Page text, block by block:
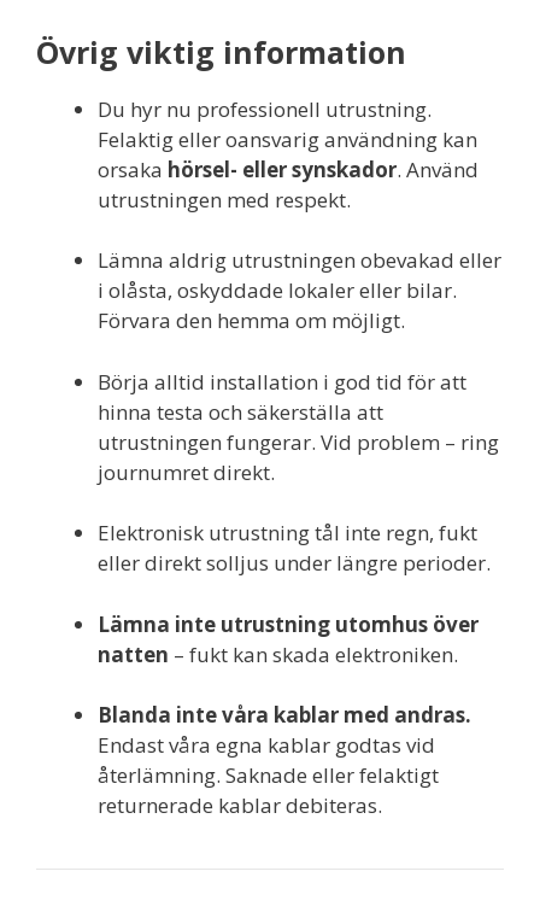
Övrig viktig information
Du hyr nu professionell utrustning.
Felaktig eller oansvarig användning kan
orsaka hörsel- eller synskador. Använd
utrustningen med respekt.
Lämna aldrig utrustningen obevakad eller
i olåsta, oskyddade lokaler eller bilar.
Förvara den hemma om möjligt.
Börja alltid installation i god tid för att
hinna testa och säkerställa att
utrustningen fungerar. Vid problem – ring
journumret direkt.
Elektronisk utrustning tål inte regn, fukt
eller direkt solljus under längre perioder.
Lämna inte utrustning utomhus över
natten – fukt kan skada elektroniken.
Blanda inte våra kablar med andras.
Endast våra egna kablar godtas vid
återlämning. Saknade eller felaktigt
returnerade kablar debiteras.